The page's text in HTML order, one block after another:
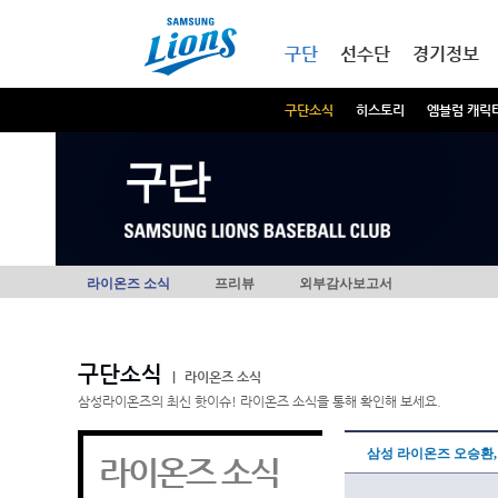
구단
구단소식 히스토리 엠블럼 캐릭
선수단 경기정보
구단
라이온즈 소식 프리뷰 외부감사보고서
구단소식
라이온즈 소식
삼성라이온즈의 최신 핫이슈! 라이온즈 소식을 통해 확인해 보세요.
라이온즈 소식 삼성 라이온즈 오승